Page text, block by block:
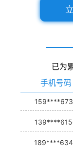
已为
手机号码